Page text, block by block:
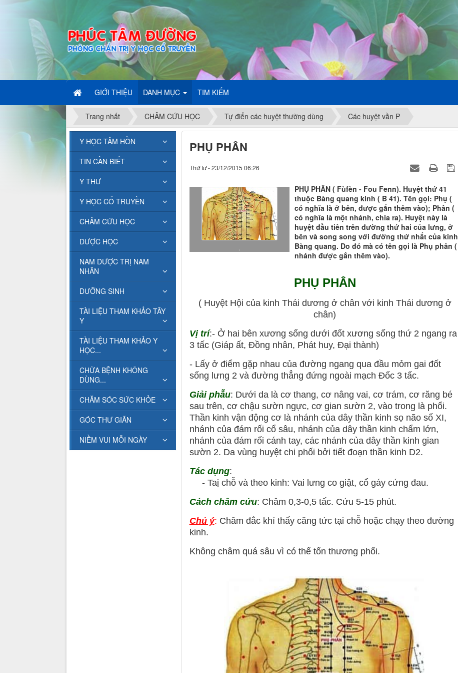
GIỚI THIỆU DANH MỤC TIM KIẾM
Trang nhất CHÂM CỨU HỌC Tự điển các huyệt thường dùng Các huyệt vần P
PHỤ PHÂN
Thứ tư - 23/12/2015 06:26
.
PHỤ PHÂN ( Fùfèn - Fou Fenn). Huyệt thứ 41
thuộc Bàng quang kinh ( B 41). Tên gọi: Phụ (
có nghĩa là ở bên, được gắn thêm vào); Phân (
có nghĩa là một nhánh, chia ra). Huyệt này là
huyệt đầu tiên trên đường thứ hai của lưng, ở
bên và song song với đường thứ nhất của kinh
Bàng quang. Do đó mà có tên gọi là Phụ phân (
nhánh được gắn thêm vào).
PHỤ PHÂN
( Huyệt Hội của kinh Thái dương ở chân với kinh Thái dương ở
chân)
Vị trí:- Ở hai bên xương sống dưới đốt xương sống thứ 2 ngang ra
3 tấc (Giáp ất, Đồng nhân, Phát huy, Đại thành)
- Lấy ở điểm gặp nhau của đường ngang qua đầu mỏm gai đốt
sống lưng 2 và đường thẳng đứng ngoài mạch Đốc 3 tấc.
Giải phẫu: Dưới da là cơ thang, cơ nâng vai, cơ trám, cơ răng bé
sau trên, cơ chậu sườn ngực, cơ gian sườn 2, vào trong là phổi.
Thần kinh vận động cơ là nhánh của dây thần kinh sọ não số XI,
nhánh của đám rối cổ sâu, nhánh của dây thần kinh chẩm lớn,
nhánh của đám rối cánh tay, các nhánh của dây thần kinh gian
sườn 2. Da vùng huyệt chi phối bởi tiết đoạn thần kinh D2.
Tác dụng:
- Taị chỗ và theo kinh: Vai lưng co giật, cổ gáy cứng đau.
Cách châm cứu: Châm 0,3-0,5 tấc. Cứu 5-15 phút.
Chú ý: Châm đắc khí thấy căng tức tại chỗ hoặc chạy theo đường
kinh.
Không châm quá sâu vì có thể tổn thương phổi.
Y HỌC TÂM HỒN
TIN CẦN BIẾT
Y THƯ
Y HỌC CỔ TRUYỀN
CHÂM CỨU HỌC
DƯỢC HỌC
NAM DƯỢC TRỊ NAM
NHÂN
DƯỠNG SINH
TÀI LIỆU THAM KHẢO TÂY
Y
TÀI LIỆU THAM KHẢO Y
HỌC...
CHỮA BỆNH KHÔNG
DÙNG...
CHĂM SÓC SỨC KHỎE
GÓC THƯ GIÃN
NIỀM VUI MỖI NGÀY